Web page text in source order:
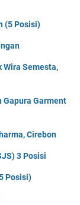
(5 Posisi)
Wira Semesta,
Gapura Garment
Cirebon
3 Posisi
Posisi)